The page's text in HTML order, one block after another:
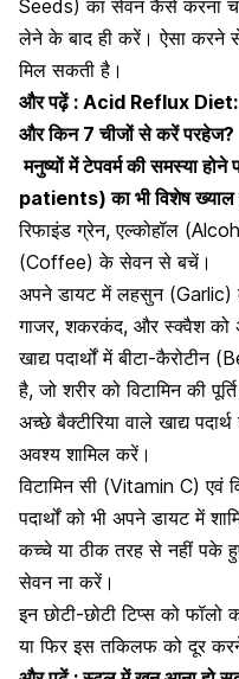
Seeds) का सेवन कैसे करना
लेने के बाद ही करें। ऐसा
मिल सकती है।
और पढ़ें : Acid Reflux Diet:
और किन 7 चीजों से करें परहेज?
मनुष्यों में टेपवर्म की समस्या
patients) का भी विशेष ख्याल
रिफाइंड ग्रेन,एल्कोहॉल
(Coffee) के सेवनसे बचें।
अपने डायट मेंलहसुन(Garlic)
गाजर, शकरकंद, और स्क्वैश को
खाद्य पदार्थों में बीटा-कैरोटीन
है, जो शरीर को विटामिन की
अच्छे बैक्टीरिया वाले खाद्य
अवश्य शामिल करें।
विटामिन सी (Vitamin C) एवं
पदार्थों को भी अपने डायट में
कच्चे या ठीक तरह से नहीं पके
सेवन ना करें।
इन छोटी-छोटी टिप्स को
या फिर इस तकिलफ को दूर